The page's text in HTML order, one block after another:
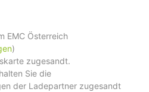
EMC Österreich
)
zugesandt.
Sie die
der Ladepartner zugesandt